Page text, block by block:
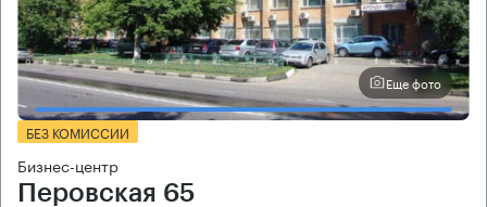
Еще фото
БЕЗ КОМИССИИ
Бизнес-центр
Перовская 65